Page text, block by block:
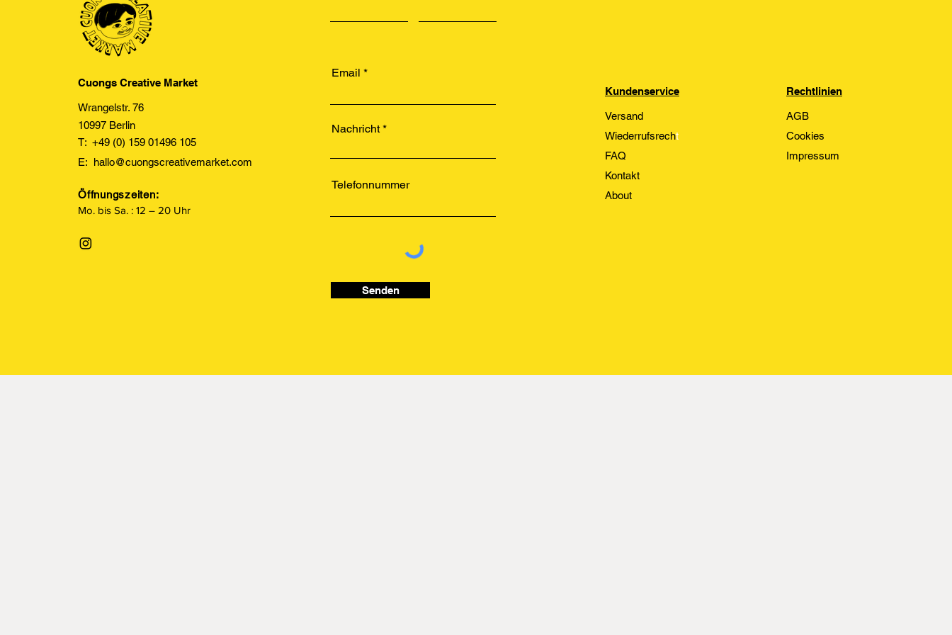
Cuongs Creative Market
Wrangelstr. 76
10997 Berlin
T: +49 (0) 159 01496 105
E: hallo@cuongscreativemarket.com
Öffnungszeiten:
Mo. bis Sa. : 12 – 20 Uhr
Email
Nachricht
Telefonnummer
Senden
Kundenservice
Versand
Wiederrufsrecht
FAQ
Kontakt
About
Rechtlinien
AGB
Cookies
Impressum